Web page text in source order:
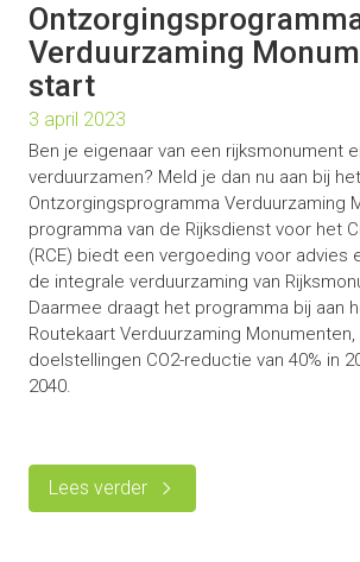
Verduurzaming
start
3 april 2023
Ben je eigenaar van een rijksmonument
verduurzamen? Meld je dan nu aan bij het
Ontzorgingsprogramma Verduurzaming
programma van de Rijksdienst voor het
(RCE) biedt een vergoeding voor advies
de integrale verduurzaming van
Daarmee draagt het programma bij aan
Routekaart Verduurzaming
doelstellingen CO2-reductie van 40% in
2040.
Lees verder